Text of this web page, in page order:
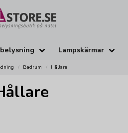
Lampskärmar
Badrum Hållare